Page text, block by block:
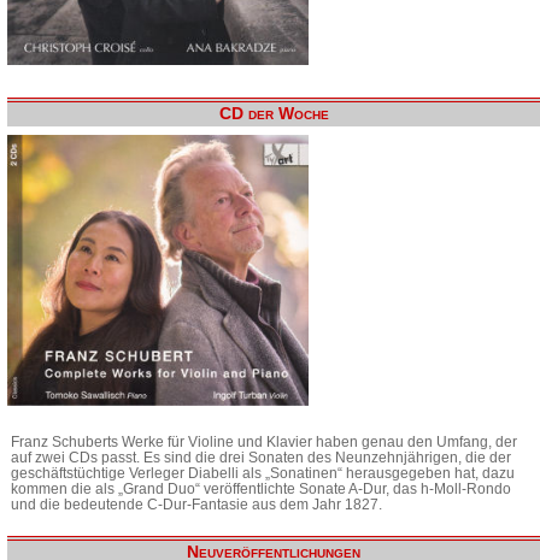
CD der Woche
Franz Schuberts Werke für Violine und Klavier haben genau den Umfang, der
auf zwei CDs passt. Es sind die drei Sonaten des Neunzehnjährigen, die der
geschäftstüchtige Verleger Diabelli als „Sonatinen“ herausgegeben hat, dazu
kommen die als „Grand Duo“ veröffentlichte Sonate A-Dur, das h-Moll-Rondo
und die bedeutende C-Dur-Fantasie aus dem Jahr 1827.
Neuveröffentlichungen